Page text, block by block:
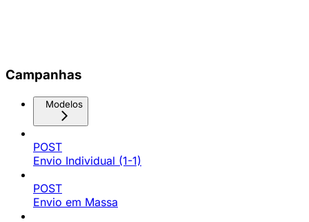
Campanhas
Modelos
POST
Envio Individual (1-1)
POST
Envio em Massa